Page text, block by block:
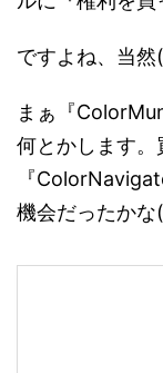
ですよね、当
まぁ『
何とかします
『
機会だったかな